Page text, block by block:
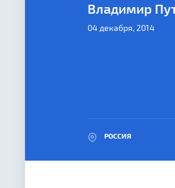
Владимир
04 декабря, 2014
РОССИЯ